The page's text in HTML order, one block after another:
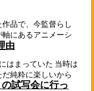
品で、今監督らし
にあるアニメーシ
由
はまっていた 当時は
純粋に楽しいから
試写会に行っ